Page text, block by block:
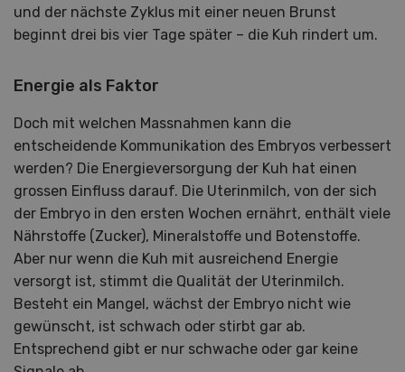
und der nächste Zyklus mit einer neuen Brunst
beginnt drei bis vier Tage später – die Kuh rindert um.
Energie als Faktor
Doch mit welchen Massnahmen kann die
entscheidende Kommunikation des Embryos verbessert
werden? Die Energieversorgung der Kuh hat einen
grossen Einfluss darauf. Die Uterinmilch, von der sich
der Embryo in den ersten Wochen ernährt, enthält viele
Nährstoffe (Zucker), Mineralstoffe und Botenstoffe.
Aber nur wenn die Kuh mit ausreichend Energie
versorgt ist, stimmt die Qualität der Uterinmilch.
Besteht ein Mangel, wächst der Embryo nicht wie
gewünscht, ist schwach oder stirbt gar ab.
Entsprechend gibt er nur schwache oder gar keine